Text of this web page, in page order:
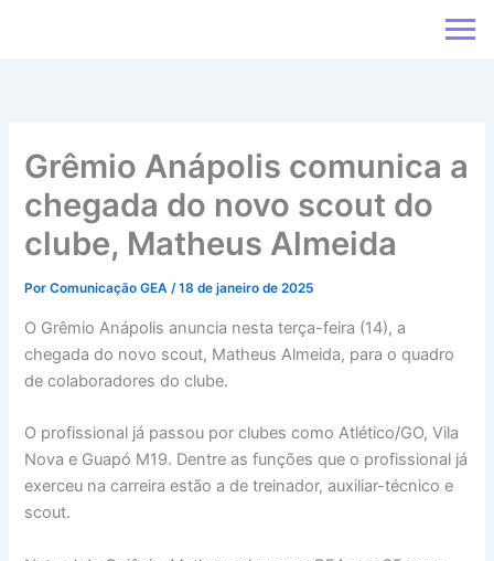
Grêmio Anápolis comunica a
chegada do novo scout do
clube, Matheus Almeida
PorComunicação GEA/18 de janeiro de 2025
O Grêmio Anápolis anuncia nesta terça-feira (14), a
chegada do novo scout, Matheus Almeida, para o quadro
de colaboradores do clube.
O profissional já passou por clubes como Atlético/GO, Vila
Nova e Guapó M19. Dentre as funções que o profissional já
exerceu na carreira estão a de treinador, auxiliar-técnico e
scout.